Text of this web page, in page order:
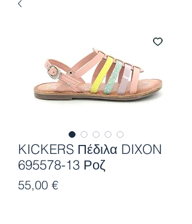
KICKERS Πέδιλα DIXON
695578-13 Ροζ
55,00 €Τιμή